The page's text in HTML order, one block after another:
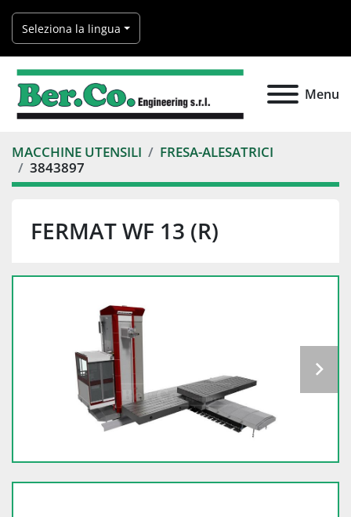
Seleziona la lingua
Menu
MACCHINE UTENSILI
FRESA-ALESATRICI
3843897
FERMAT WF 13 (R)